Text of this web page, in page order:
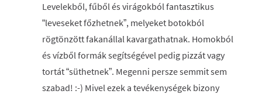
Levelekből, fűből és virágokból fantasztikus
“leveseket főzhetnek”, melyeket botokból
rögtönzött fakanállal kavargathatnak. Homokból
és vízből formák segítségével pedig pizzát vagy
tortát “süthetnek”. Megenni persze semmit sem
szabad! :-) Mivel ezek a tevékenységek bizony